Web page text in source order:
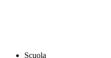
Scuola